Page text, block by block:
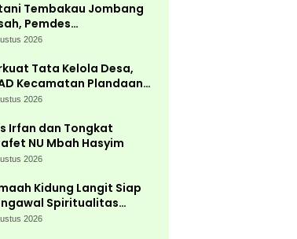
Tembakau Jombang
Pemdes
dan Disperta
2026
Tata Kelola Desa,
Kecamatan Plandaan
Pelatihan Aparatur
2026
Irfan dan Tongkat
NU Mbah Hasyim
2026
Kidung Langit Siap
Spiritualitas
NU
2026